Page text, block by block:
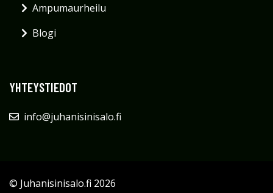
Ampumaurheilu
Blogi
YHTEYSTIEDOT
info@juhanisinisalo.fi
© Juhanisinisalo.fi 2026